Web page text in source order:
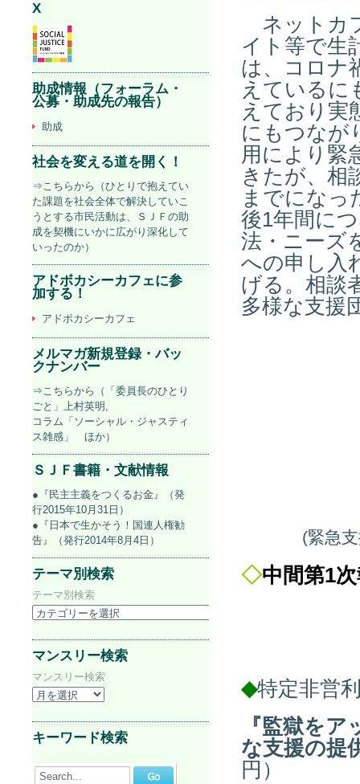
ネットカ
イト等で生
は、コロナ
えているに
えており実
にもつなが
用により緊
きたが、相
までになっ
後1年間に
法・ニーズ
への申し入
げる。相談
多様な支援
(緊急
◇中間第1
◆特定非営
『監獄を
な支援の提
円）
X
助成情報（フォーラム・
公募・助成先の報告）
助成
社会を変える道を開く！
⇒こちらから（ひとりで抱えてい
た課題を社会全体で解決していこ
うとする市民活動は、ＳＪＦの助
成を契機にいかに広がり深化して
いったのか）
アドボカシーカフェに参
加する！
アドボカシーカフェ
メルマガ新規登録・バッ
クナンバー
⇒こちらから（「委員長のひとり
ごと」上村英明,
コラム「ソーシャル・ジャスティ
ス雑感」 ほか）
ＳＪＦ書籍・文献情報
●『民主主義をつくるお金』（発
行2015年10月31日）
●『日本で生かそう！国連人権勧
告』（発行2014年8月4日）
テーマ別検索
テーマ別検索
マンスリー検索
マンスリー検索
キーワード検索
Search...